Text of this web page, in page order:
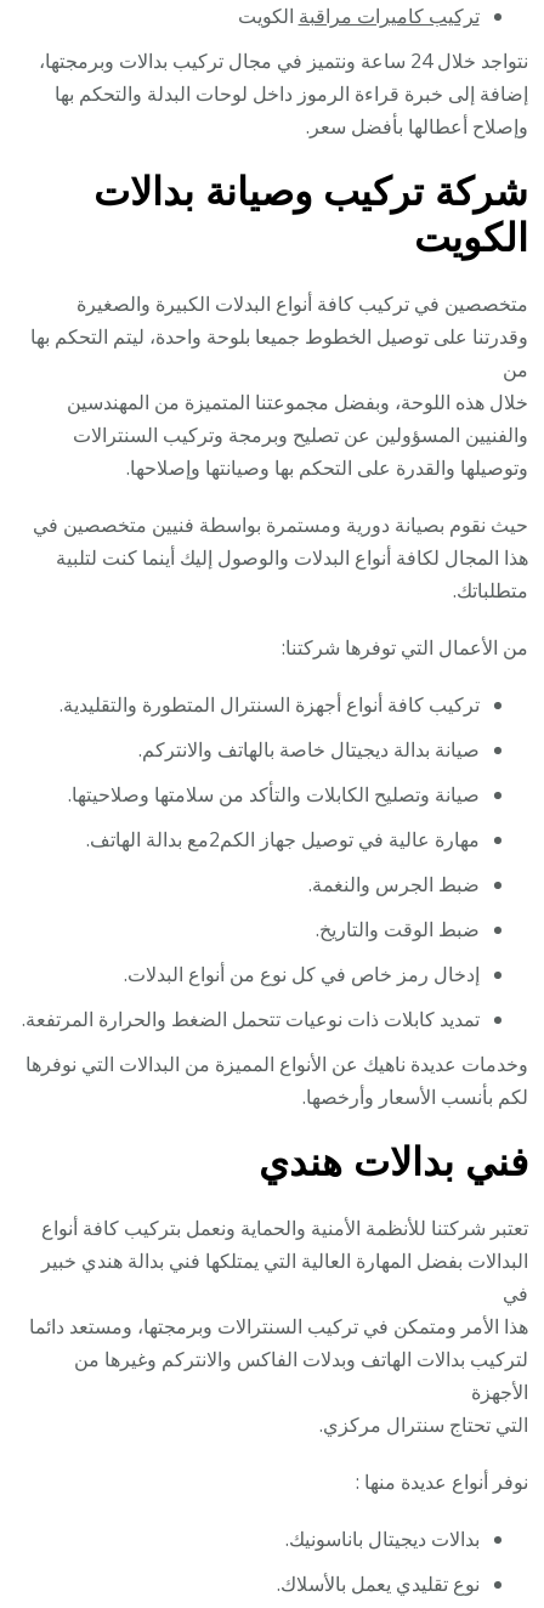
تركيب كاميرات مراقبة الكويت
نتواجد خلال 24 ساعة ونتميز في مجال تركيب بدالات وبرمجتها،
إضافة إلى خبرة قراءة الرموز داخل لوحات البدلة والتحكم بها
وإصلاح أعطالها بأفضل سعر.
شركة تركيب وصيانة بدالات
الكويت
متخصصين في تركيب كافة أنواع البدلات الكبيرة والصغيرة
وقدرتنا على توصيل الخطوط جميعا بلوحة واحدة، ليتم التحكم بها
من
خلال هذه اللوحة، وبفضل مجموعتنا المتميزة من المهندسين
والفنيين المسؤولين عن تصليح وبرمجة وتركيب السنترالات
وتوصيلها والقدرة على التحكم بها وصيانتها وإصلاحها.
حيث نقوم بصيانة دورية ومستمرة بواسطة فنيين متخصصين في
هذا المجال لكافة أنواع البدلات والوصول إليك أينما كنت لتلبية
متطلباتك.
من الأعمال التي توفرها شركتنا:
تركيب كافة أنواع أجهزة السنترال المتطورة والتقليدية.
صيانة بدالة ديجيتال خاصة بالهاتف والانتركم.
صيانة وتصليح الكابلات والتأكد من سلامتها وصلاحيتها.
مهارة عالية في توصيل جهاز الكم2مع بدالة الهاتف.
ضبط الجرس والنغمة.
ضبط الوقت والتاريخ.
إدخال رمز خاص في كل نوع من أنواع البدلات.
تمديد كابلات ذات نوعيات تتحمل الضغط والحرارة المرتفعة.
وخدمات عديدة ناهيك عن الأنواع المميزة من البدالات التي نوفرها
لكم بأنسب الأسعار وأرخصها.
فني بدالات هندي
تعتبر شركتنا للأنظمة الأمنية والحماية ونعمل بتركيب كافة أنواع
البدالات بفضل المهارة العالية التي يمتلكها فني بدالة هندي خبير
في
هذا الأمر ومتمكن في تركيب السنترالات وبرمجتها، ومستعد دائما
لتركيب بدالات الهاتف وبدلات الفاكس والانتركم وغيرها من
الأجهزة
التي تحتاج سنترال مركزي.
نوفر أنواع عديدة منها :
بدالات ديجيتال باناسونيك.
نوع تقليدي يعمل بالأسلاك.